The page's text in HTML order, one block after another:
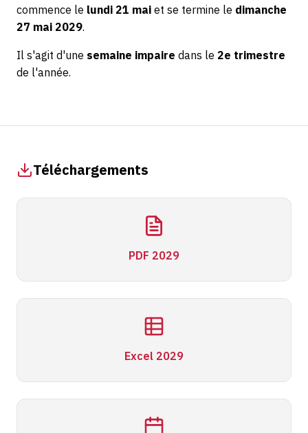
commence le lundi 21 mai et se termine le dimanche
27 mai 2029.
Il s'agit d'une semaine impaire dans le 2e trimestre
de l'année.
Téléchargements
PDF 2029
Excel 2029